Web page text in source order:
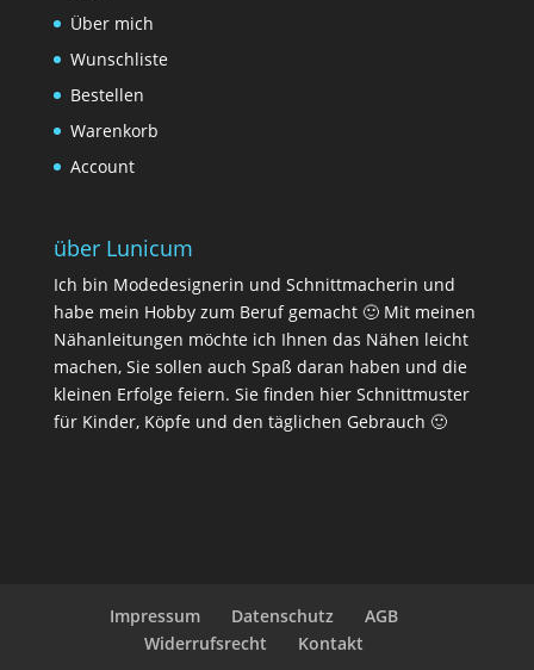
Über mich
Wunschliste
Bestellen
Warenkorb
Account
über Lunicum
Ich bin Modedesignerin und Schnittmacherin und
habe mein Hobby zum Beruf gemacht 🙂 Mit meinen
Nähanleitungen möchte ich Ihnen das Nähen leicht
machen, Sie sollen auch Spaß daran haben und die
kleinen Erfolge feiern. Sie finden hier Schnittmuster
für Kinder, Köpfe und den täglichen Gebrauch 🙂
Impressum Datenschutz
AGB
Widerrufsrecht
Kontakt